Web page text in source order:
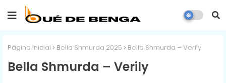
Página inicial Bella Shmurda 2025 Bella Shmurda – Verily
Bella Shmurda – Verily